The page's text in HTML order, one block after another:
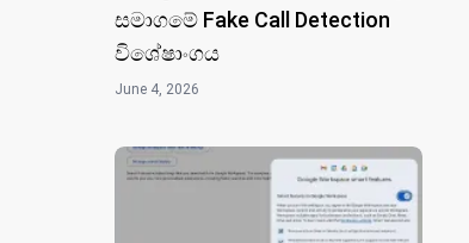
සමාගමේ Fake Call Detection
විශේෂාංගය
June 4, 2026